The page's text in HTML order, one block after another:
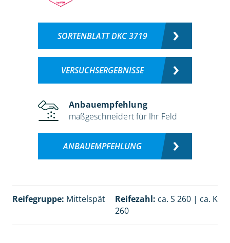
SORTENBLATT DKC 3719
VERSUCHSERGEBNISSE
Anbauempfehlung
maßgeschneidert für Ihr Feld
ANBAUEMPFEHLUNG
Reifegruppe: Mittelspät Reifezahl: ca. S 260 | ca. K
260